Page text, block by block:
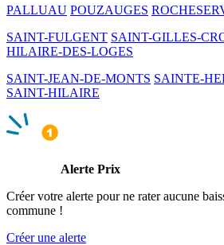
PALLUAU POUZAUGES
SAINT-FULGENT SAINT-GILLES-
HILAIRE-DES-LOGES
SAINT-JEAN-DE-MONTS SAINTE-
SAINT-HILAIRE
Alerte Prix
Créer votre alerte pour ne rater aucune
commune !
Créer une alerte